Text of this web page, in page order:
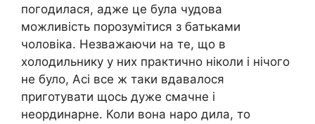
погодилася, адже це була чудова
можливість порозумітися з батьками
чоловіка. Незважаючи на те, що в
холодильнику у них практично ніколи і нічого
не було, Асі все ж таки вдавалося
приготувати щось дуже смачне і
неординарне. Коли вона наро дила, то